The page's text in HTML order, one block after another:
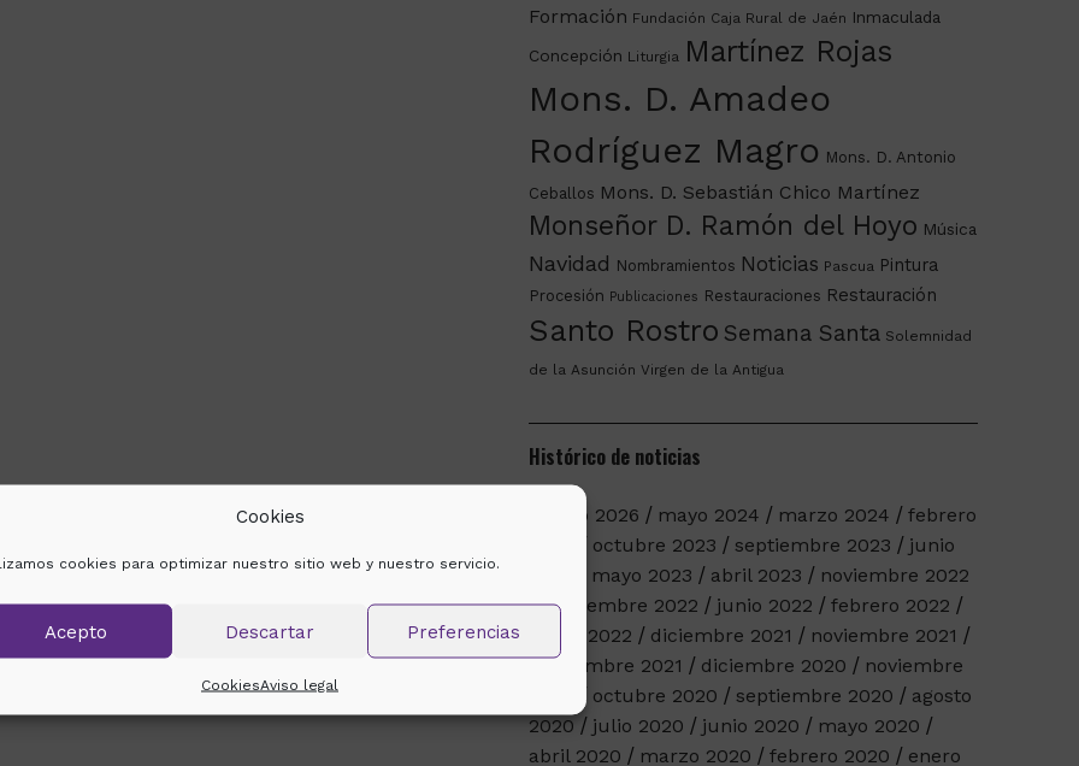
Cookies
cookies para optimizar nuestro sitio web y nuestro servicio.
Acepto Descartar Preferencias
CookiesAviso legal
Formación Fundación Caja Rural de Jaén Inmaculada
Concepción Liturgia Martínez Rojas
Mons. D. Amadeo
Rodríguez Magro Mons. D. Antonio
Ceballos Mons. D. Sebastián Chico Martínez
Monseñor D. Ramón del Hoyo Música
Navidad Nombramientos Noticias Pascua Pintura
Procesión Publicaciones Restauraciones Restauración
Santo Rostro Semana Santa Solemnidad
de la Asunción Virgen de la Antigua
Histórico de noticias
marzo 2026 mayo 2024 marzo 2024
febrero
octubre 2023 septiembre 2023
junio
mayo 2023 abril 2023
noviembre 2022
septiembre 2022
junio 2022
febrero 2022
enero 2022
diciembre 2021
noviembre 2021
septiembre 2021
diciembre 2020
noviembre
octubre 2020 septiembre 2020
agosto
2020
julio 2020 junio 2020
mayo 2020
abril 2020
marzo 2020 febrero 2020
enero